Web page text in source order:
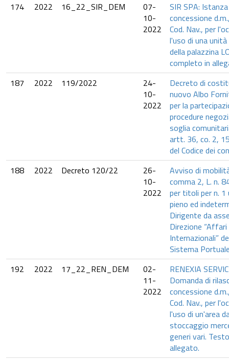
174
2022 16_22_SIR_DEM
07-
10-
2022
SIR SPA:
concessione
Cod. Nav., per
l'uso di una
della palazzina
completo in
187
2022 119/2022
24-
10-
2022
Decreto di
nuovo Albo
per la
procedure
soglia
artt. 36, co. 2,
del Codice dei
188
2022 Decreto 120/22
26-
10-
2022
Avviso di
comma 2, L. n.
per titoli per n.
pieno ed
Dirigente da
Direzione “Affari
Internazionali”
Sistema
192
2022 17_22_REN_DEM
02-
11-
2022
RENEXIA
Domanda di
concessione
Cod. Nav., per
l'uso di un'area
stoccaggio
generi vari.
allegato.